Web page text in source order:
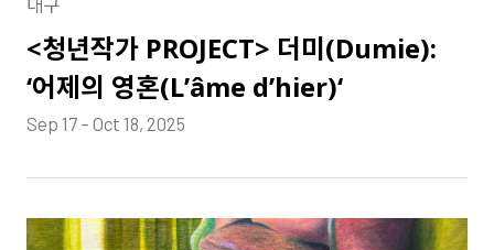
대구
<청년작가 PROJECT> 더미(Dumie):
‘어제의 영혼(L’âme d’hier)‘
Sep 17 – Oct 18, 2025